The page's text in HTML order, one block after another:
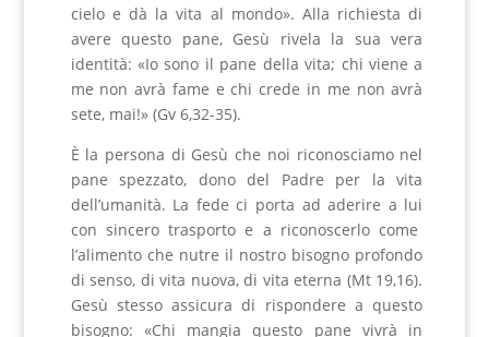
cielo e dà la vita al mondo». Alla richiesta di
avere questo pane, Gesù rivela la sua vera
identità: «Io sono il pane della vita; chi viene a
me non avrà fame e chi crede in me non avrà
sete, mai!» (Gv 6,32-35).
È la persona di Gesù che noi riconosciamo nel
pane spezzato, dono del Padre per la vita
dell’umanità. La fede ci porta ad aderire a lui
con sincero trasporto e a riconoscerlo come
l’alimento che nutre il nostro bisogno profondo
di senso, di vita nuova, di vita eterna (Mt 19,16).
Gesù stesso assicura di rispondere a questo
bisogno: «Chi mangia questo pane vivrà in